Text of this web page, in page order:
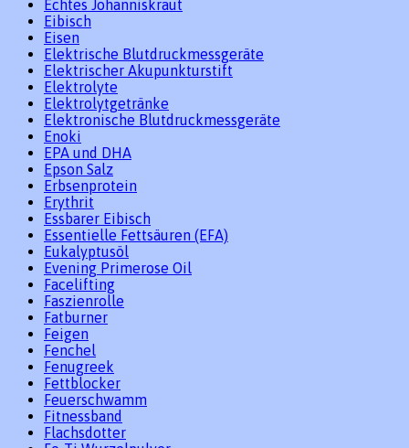
Echtes Johanniskraut
Eibisch
Eisen
Elektrische Blutdruckmessgeräte
Elektrischer Akupunkturstift
Elektrolyte
Elektrolytgetränke
Elektronische Blutdruckmessgeräte
Enoki
EPA und DHA
Epson Salz
Erbsenprotein
Erythrit
Essbarer Eibisch
Essentielle Fettsäuren (EFA)
Eukalyptusöl
Evening Primerose Oil
Facelifting
Faszienrolle
Fatburner
Feigen
Fenchel
Fenugreek
Fettblocker
Feuerschwamm
Fitnessband
Flachsdotter